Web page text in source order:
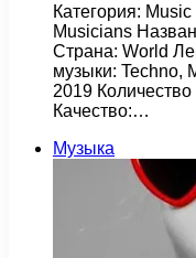
Категория:
Musicians
Страна: World
музыки: Techno,
2019
Качество:…
Музыка